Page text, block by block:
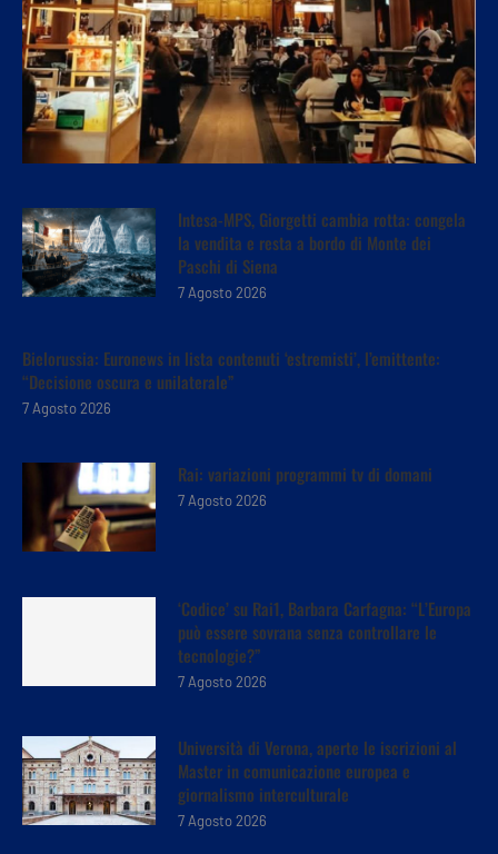
Intesa-MPS, Giorgetti cambia rotta: congela
la vendita e resta a bordo di Monte dei
Paschi di Siena
7 Agosto 2026
Bielorussia: Euronews in lista contenuti ‘estremisti’, l’emittente:
“Decisione oscura e unilaterale”
7 Agosto 2026
Rai: variazioni programmi tv di domani
7 Agosto 2026
‘Codice’ su Rai1, Barbara Carfagna: “L’Europa
può essere sovrana senza controllare le
tecnologie?”
7 Agosto 2026
Università di Verona, aperte le iscrizioni al
Master in comunicazione europea e
giornalismo interculturale
7 Agosto 2026